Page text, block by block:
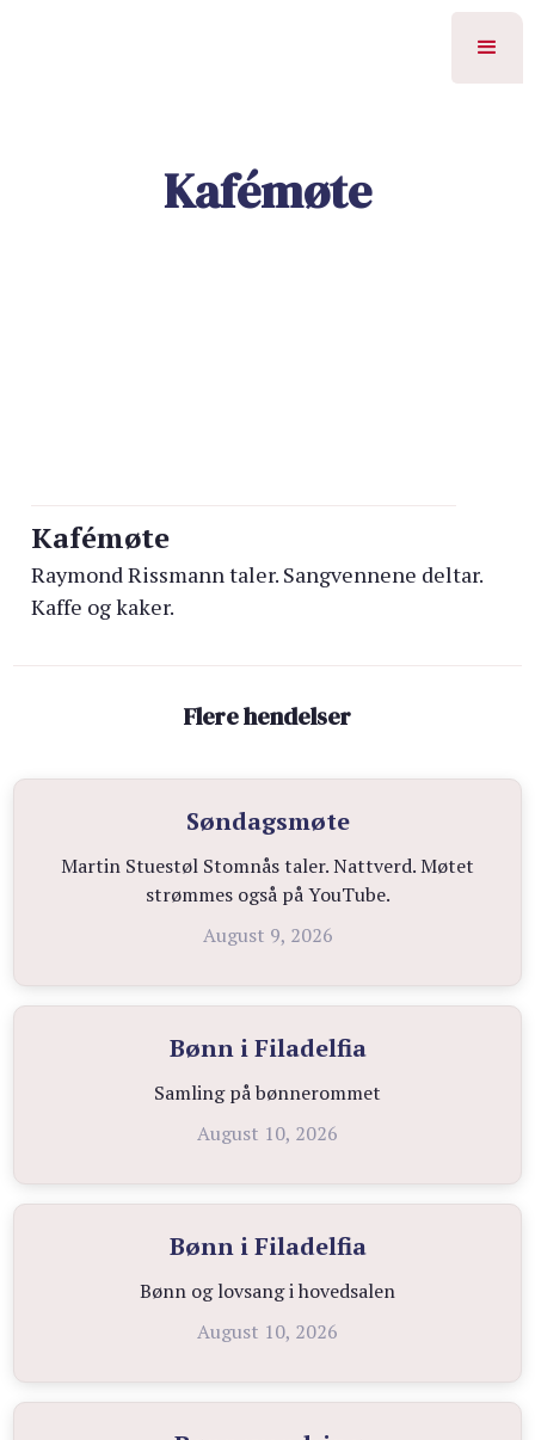
Kafémøte
Kafémøte
Raymond Rissmann taler. Sangvennene deltar.
Kaffe og kaker.
Flere hendelser
Søndagsmøte
Martin Stuestøl Stomnås taler. Nattverd. Møtet
strømmes også på YouTube.
August 9, 2026
Bønn i Filadelfia
Samling på bønnerommet
August 10, 2026
Bønn i Filadelfia
Bønn og lovsang i hovedsalen
August 10, 2026